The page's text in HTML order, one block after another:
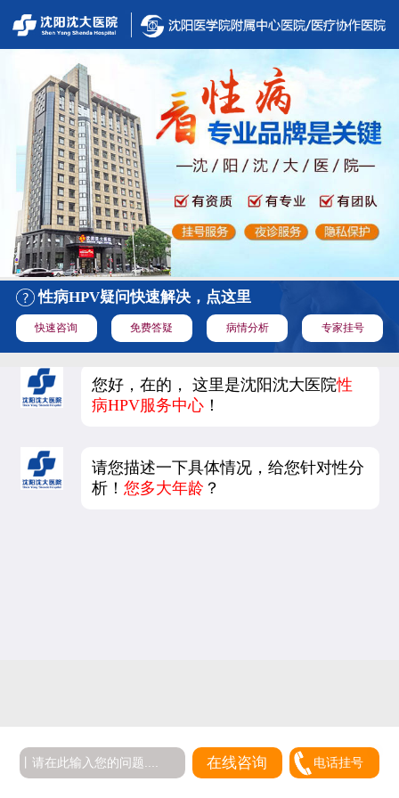
性病HPV疑问快速解决，点这里
快速咨询 免费答疑 病情分析 专家挂号
您好，在的， 这里是沈阳沈大医院性
病HPV服务中心 ！
请您描述一下具体情况，给您针对性分
析！您多大年龄 ？
在线咨询 电话挂号